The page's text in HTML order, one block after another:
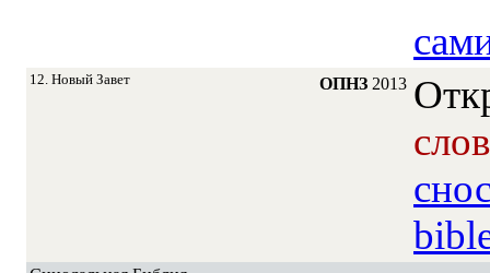
12. Новый Завет ОПНЗ 2013